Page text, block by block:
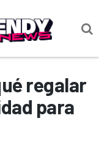
regalar
para